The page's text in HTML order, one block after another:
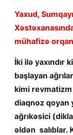
Yaxud,
mühafizə
İki ilə yaxındır
başlayan
kimi revmatizm
diaqnoz qoyan
ağrıkəsici
əldən salıblar.